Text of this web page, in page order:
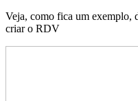
Veja, como fica um exemplo,
criar o RDV